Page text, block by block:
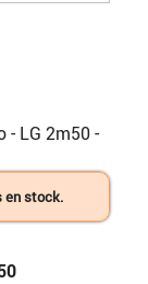
- LG 2m50 -
en stock.